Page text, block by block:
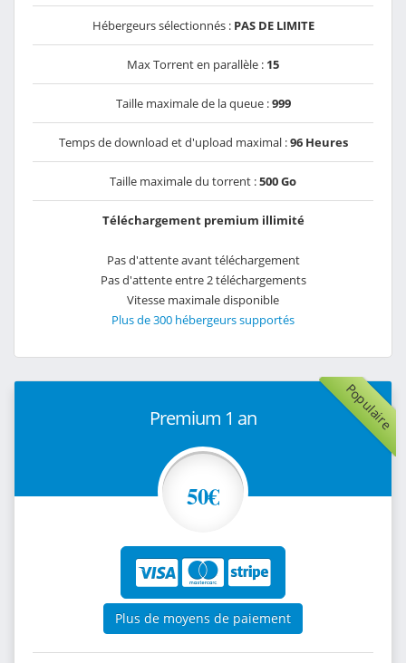
Hébergeurs sélectionnés : PAS DE LIMITE
Max Torrent en parallèle : 15
Taille maximale de la queue :999
Temps de download et d'upload maximal :96 Heures
Taille maximale du torrent :500 Go
Téléchargement premium illimité
Pas d'attente avant téléchargement
Pas d'attente entre 2 téléchargements
Vitesse maximale disponible
Plus de 300 hébergeurs supportés
Populaire
Premium 1 an
50€
Plus de moyens de paiement